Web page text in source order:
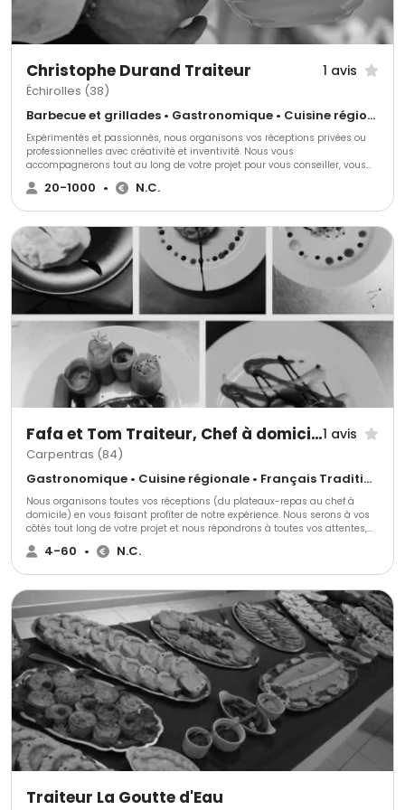
Christophe Durand Traiteur 1 avis
Échirolles (38)
Barbecue et grillades • Gastronomique • Cuisine régionale
Expérimentés et passionnés, nous organisons vos réceptions privées ou
professionnelles avec créativité et inventivité. Nous vous
accompagnerons tout au long de votre projet pour vous conseiller, vous
aider, vous soulager en répondant exactement à toutes vos demandes et
nous nous adapterons à toutes vos exigences.
20-1000 • N.C.
Fafa et Tom Traiteur, Chef à domicile1 avis
Carpentras (84)
Gastronomique • Cuisine régionale • Français Traditionnel
Nous organisons toutes vos réceptions (du plateaux-repas au chef à
domicile) en vous faisant profiter de notre expérience. Nous serons à vos
côtés tout long de votre projet et nous répondrons à toutes vos attentes,
envies et nous nous adapterons à toutes vos exigences. Nous vous
accompagnerons pour vous conseiller, vous aider, vous soulager pour que
4-60 • N.C.
Traiteur La Goutte d'Eau